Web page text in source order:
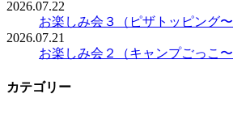
2026.07.22
お楽しみ会３（ピザトッピング〜
2026.07.21
お楽しみ会２（キャンプごっこ〜
カテゴリー